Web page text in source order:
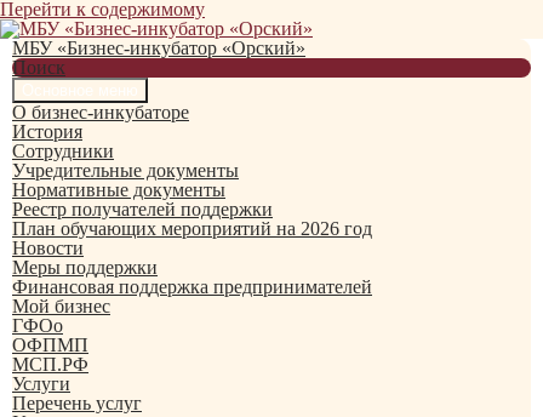
Перейти к содержимому
МБУ «Бизнес-инкубатор «Орский»
Поиск
О бизнес-инкубаторе
История
Сотрудники
Учредительные документы
Нормативные документы
Реестр получателей поддержки
План обучающих мероприятий на 2026 год
Новости
Меры поддержки
Финансовая поддержка предпринимателей
Мой бизнес
ГФОо
ОФПМП
МСП.РФ
Услуги
Перечень услуг